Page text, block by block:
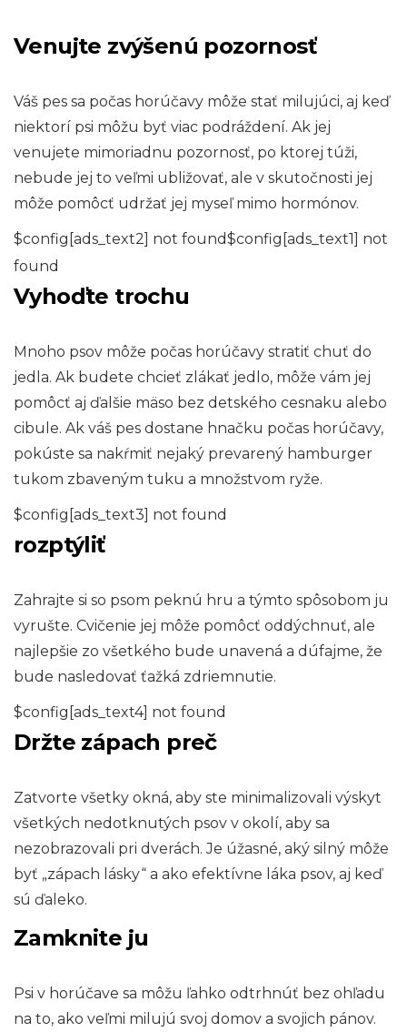
Venujte zvýšenú pozornosť
Váš pes sa počas horúčavy môže stať milujúci, aj keď
niektorí psi môžu byť viac podráždení. Ak jej
venujete mimoriadnu pozornosť, po ktorej túži,
nebude jej to veľmi ubližovať, ale v skutočnosti jej
môže pomôcť udržať jej myseľ mimo hormónov.
$config[ads_text2] not found$config[ads_text1] not
found
Vyhoďte trochu
Mnoho psov môže počas horúčavy stratiť chuť do
jedla. Ak budete chcieť zlákať jedlo, môže vám jej
pomôcť aj ďalšie mäso bez detského cesnaku alebo
cibule. Ak váš pes dostane hnačku počas horúčavy,
pokúste sa nakŕmiť nejaký prevarený hamburger
tukom zbaveným tuku a množstvom ryže.
$config[ads_text3] not found
rozptýliť
Zahrajte si so psom peknú hru a týmto spôsobom ju
vyrušte. Cvičenie jej môže pomôcť oddýchnuť, ale
najlepšie zo všetkého bude unavená a dúfajme, že
bude nasledovať ťažká zdriemnutie.
$config[ads_text4] not found
Držte zápach preč
Zatvorte všetky okná, aby ste minimalizovali výskyt
všetkých nedotknutých psov v okolí, aby sa
nezobrazovali pri dverách. Je úžasné, aký silný môže
byť „zápach lásky“ a ako efektívne láka psov, aj keď
sú ďaleko.
Zamknite ju
Psi v horúčave sa môžu ľahko odtrhnúť bez ohľadu
na to, ako veľmi milujú svoj domov a svojich pánov.